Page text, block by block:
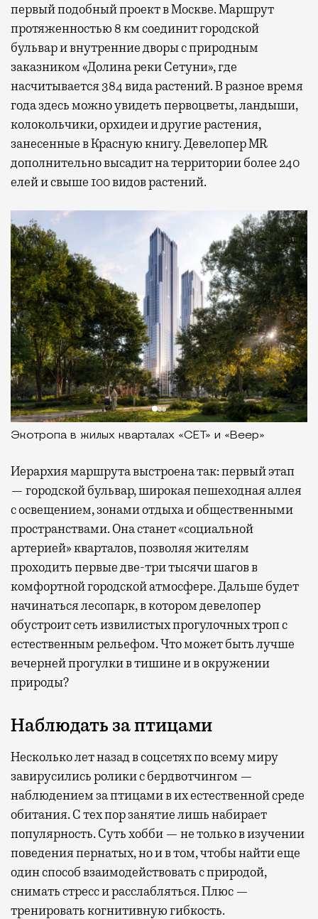
первый подобный проект в Москве. Маршрут
протяженностью 8 км соединит городской
бульвар и внутренние дворы с природным
заказником «Долина реки Сетуни», где
насчитывается 384 вида растений. В разное время
года здесь можно увидеть первоцветы, ландыши,
колокольчики, орхидеи и другие растения,
занесенные в Красную книгу. Девелопер MR
дополнительно высадит на территории более 240
елей и свыше 100 видов растений.
Экотропа в жилых кварталах «СЕТ» и «Веер»
Иерархия маршрута выстроена так: первый этап
— городской бульвар, широкая пешеходная аллея
с освещением, зонами отдыха и общественными
пространствами. Она станет «социальной
артерией» кварталов, позволяя жителям
проходить первые две-три тысячи шагов в
комфортной городской атмосфере. Дальше будет
начинаться лесопарк, в котором девелопер
обустроит сеть извилистых прогулочных троп с
естественным рельефом. Что может быть лучше
вечерней прогулки в тишине и в окружении
природы?
Наблюдать за птицами
Несколько лет назад в соцсетях по всему миру
завирусились ролики с бердвотчингом —
наблюдением за птицами в их естественной среде
обитания. С тех пор занятие лишь набирает
популярность. Суть хобби — не только в изучении
поведения пернатых, но и в том, чтобы найти еще
один способ взаимодействовать с природой,
снимать стресс и расслабляться. Плюс —
тренировать когнитивную гибкость.